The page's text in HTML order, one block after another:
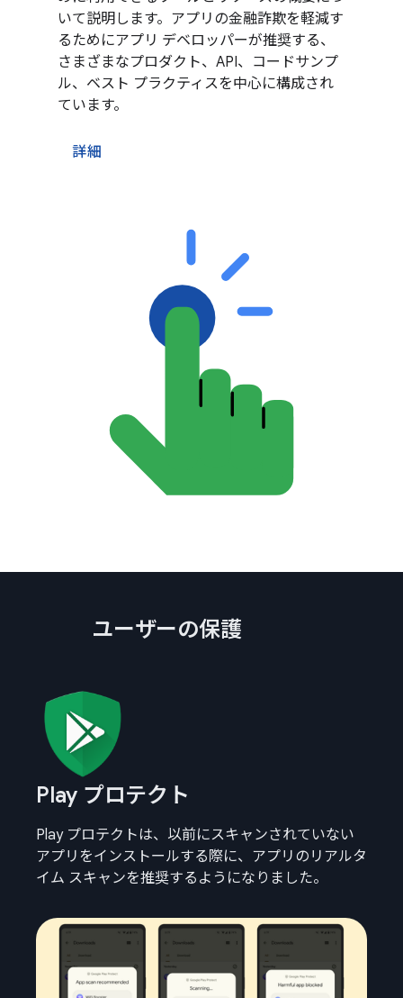
いて説明します。アプリの金融詐欺を軽減す
るためにアプリ デベロッパーが推奨する、
さまざまなプロダクト、API、コードサンプ
ル、ベスト プラクティスを中心に構成され
ています。
詳細
ユーザーの保護
Play プロテクト
Play プロテクトは、以前にスキャンされていない
アプリをインストールする際に、アプリのリアルタ
イム スキャンを推奨するようになりました。